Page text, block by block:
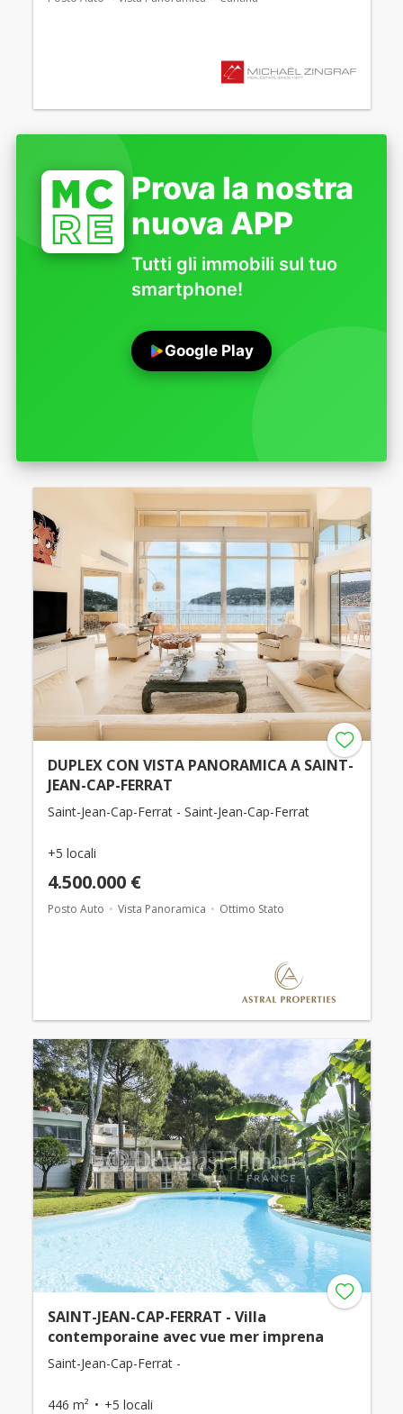
Prova la nostra
nuova APP
Tutti gli immobili sul tuo
smartphone!
Google Play
DUPLEX CON VISTA PANORAMICA A SAINT-
JEAN-CAP-FERRAT
Saint-Jean-Cap-Ferrat - Saint-Jean-Cap-Ferrat
+5 locali
4.500.000 €
Posto Auto Vista Panoramica Ottimo Stato
SAINT-JEAN-CAP-FERRAT - Villa
contemporaine avec vue mer imprena
Saint-Jean-Cap-Ferrat -
446 m² +5 locali